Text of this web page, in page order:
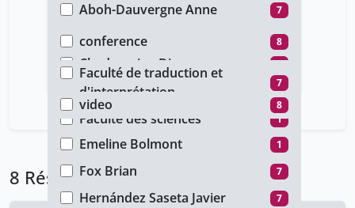
Aboh-Dauvergne Anne
7
Bissière Brigitte 7
Chadarevian Diane 7
Constantin Guy 7
Deguil Hélène 7
Emeline Bolmont 1
Fox Brian 7
Hernández Saseta Javier 7
Type de document
conference
8
Faculté
Faculté de traduction et
d'interprétation
7
Faculté des sciences 1
Type de média
video
8
8 Résultats